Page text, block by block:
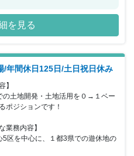
経験でのスタートが多数の中
れぞれの経験に合わせてOJTを
ツなど、先輩社員がイチから丁
ーテーション制度を活用して、
オールラウンダーとして活躍で
を見る
/年間休日125日/土日祝日休み
】
の土地開発・土地活用を０→１ベー
ポジションです！
業務内容】
5区を中心に、１都3県での遊休地の